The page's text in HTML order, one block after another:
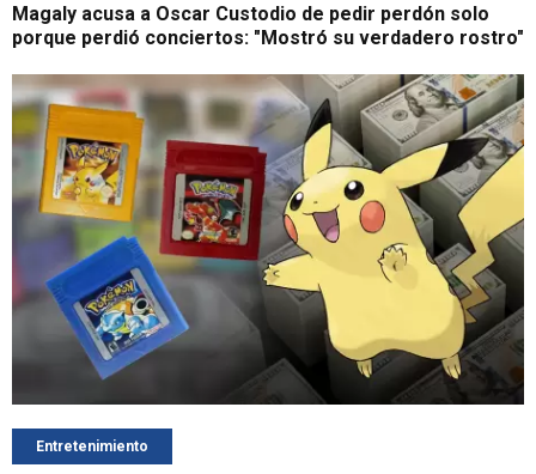
Magaly acusa a Oscar Custodio de pedir perdón solo
porque perdió conciertos: "Mostró su verdadero rostro"
Entretenimiento